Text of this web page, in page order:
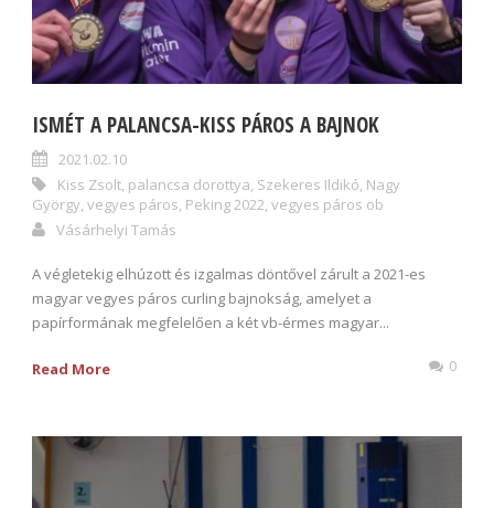
ISMÉT A PALANCSA-KISS PÁROS A BAJNOK
2021.02.10
Kiss Zsolt, palancsa dorottya, Szekeres Ildikó, Nagy
György, vegyes páros, Peking 2022, vegyes páros ob
Vásárhelyi Tamás
A végletekig elhúzott és izgalmas döntővel zárult a 2021-es
magyar vegyes páros curling bajnokság, amelyet a
papírformának megfelelően a két vb-érmes magyar...
Read More 0